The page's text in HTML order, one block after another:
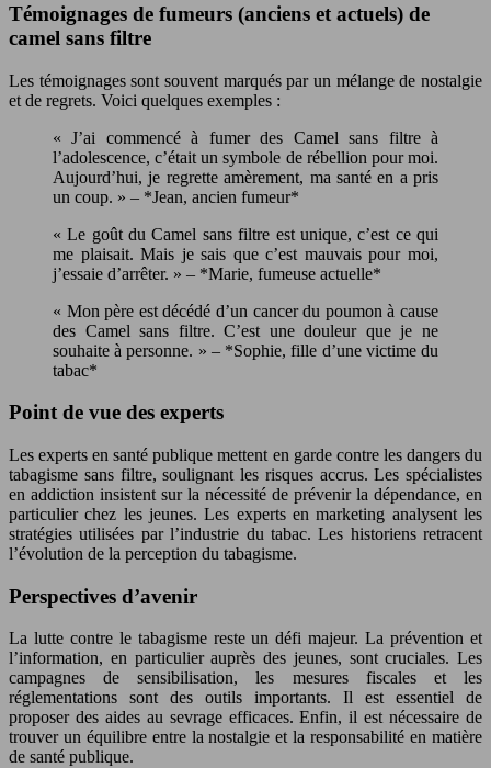
Témoignages de fumeurs (anciens et actuels) de
camel sans filtre
Les témoignages sont souvent marqués par un mélange de nostalgie
et de regrets. Voici quelques exemples :
« J’ai commencé à fumer des Camel sans filtre à
l’adolescence, c’était un symbole de rébellion pour moi.
Aujourd’hui, je regrette amèrement, ma santé en a pris
un coup. » – *Jean, ancien fumeur*
« Le goût du Camel sans filtre est unique, c’est ce qui
me plaisait. Mais je sais que c’est mauvais pour moi,
j’essaie d’arrêter. » – *Marie, fumeuse actuelle*
« Mon père est décédé d’un cancer du poumon à cause
des Camel sans filtre. C’est une douleur que je ne
souhaite à personne. » – *Sophie, fille d’une victime du
tabac*
Point de vue des experts
Les experts en santé publique mettent en garde contre les dangers du
tabagisme sans filtre, soulignant les risques accrus. Les spécialistes
en addiction insistent sur la nécessité de prévenir la dépendance, en
particulier chez les jeunes. Les experts en marketing analysent les
stratégies utilisées par l’industrie du tabac. Les historiens retracent
l’évolution de la perception du tabagisme.
Perspectives d’avenir
La lutte contre le tabagisme reste un défi majeur. La prévention et
l’information, en particulier auprès des jeunes, sont cruciales. Les
campagnes de sensibilisation, les mesures fiscales et les
réglementations sont des outils importants. Il est essentiel de
proposer des aides au sevrage efficaces. Enfin, il est nécessaire de
trouver un équilibre entre la nostalgie et la responsabilité en matière
de santé publique.